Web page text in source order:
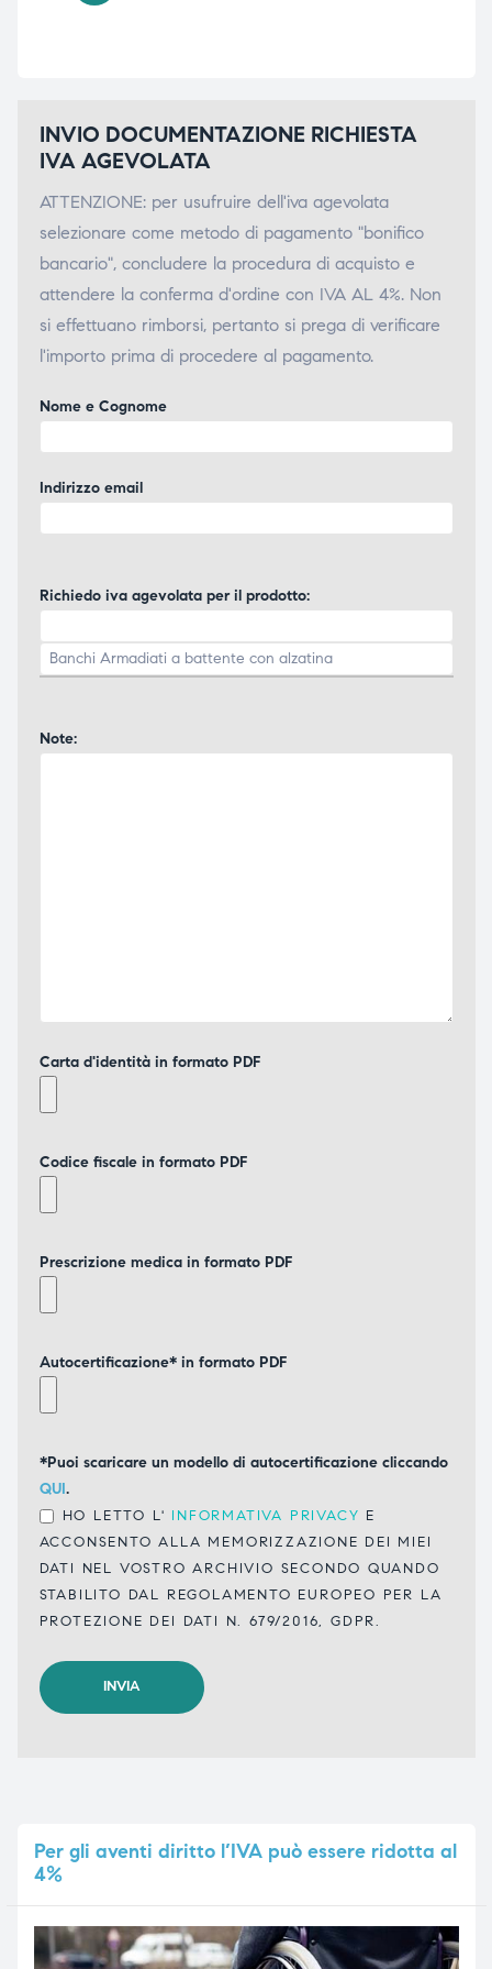
INVIO DOCUMENTAZIONE RICHIESTA
IVA AGEVOLATA
ATTENZIONE: per usufruire dell'iva agevolata
selezionare come metodo di pagamento "bonifico
bancario", concludere la procedura di acquisto e
attendere la conferma d'ordine con IVA AL 4%. Non
si effettuano rimborsi, pertanto si prega di verificare
l'importo prima di procedere al pagamento.
Nome e Cognome
Indirizzo email
Richiedo iva agevolata per il prodotto:
Note:
Carta d'identità in formato PDF
Codice fiscale in formato PDF
Prescrizione medica in formato PDF
Autocertificazione* in formato PDF
*Puoi scaricare un modello di autocertificazione cliccando
QUI.
HO LETTO L' INFORMATIVA PRIVACY E
ACCONSENTO ALLA MEMORIZZAZIONE DEI MIEI
DATI NEL VOSTRO ARCHIVIO SECONDO QUANDO
STABILITO DAL REGOLAMENTO EUROPEO PER LA
PROTEZIONE DEI DATI N. 679/2016, GDPR.
Pergli aventi diritto l’IVA può essere ridotta al
4%